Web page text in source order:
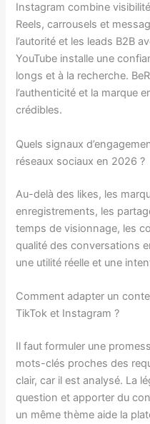
Instagram combine
Reels, carrousels et
l’autorité et les leads B2B
YouTube installe une
longs et à la recherche.
l’authenticité et la marque
crédibles.
Quels signaux
réseaux sociaux en 2026 ?
Au-delà des likes, les
enregistrements, les
temps de visionnage, les
qualité des conversations
une utilité réelle et une
Comment adapter un
TikTok et Instagram ?
Il faut formuler une
mots-clés proches des
clair, car il est analysé. La
question et apporter du
un même thème aide la